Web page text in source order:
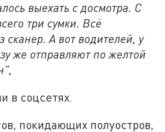
выехать с досмотра. С
три сумки. Всё
сканер. А вот водителей, у
же отправляют по желтой
в соцсетях.
покидающих полуостров,